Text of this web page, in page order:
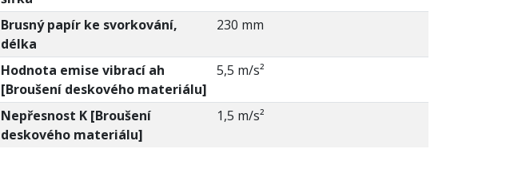
Brusný papír ke svorkování,
délka
230 mm
Hodnota emise vibrací ah
[Broušení deskového materiálu]
5,5 m/s²
Nepřesnost K [Broušení
deskového materiálu]
1,5 m/s²